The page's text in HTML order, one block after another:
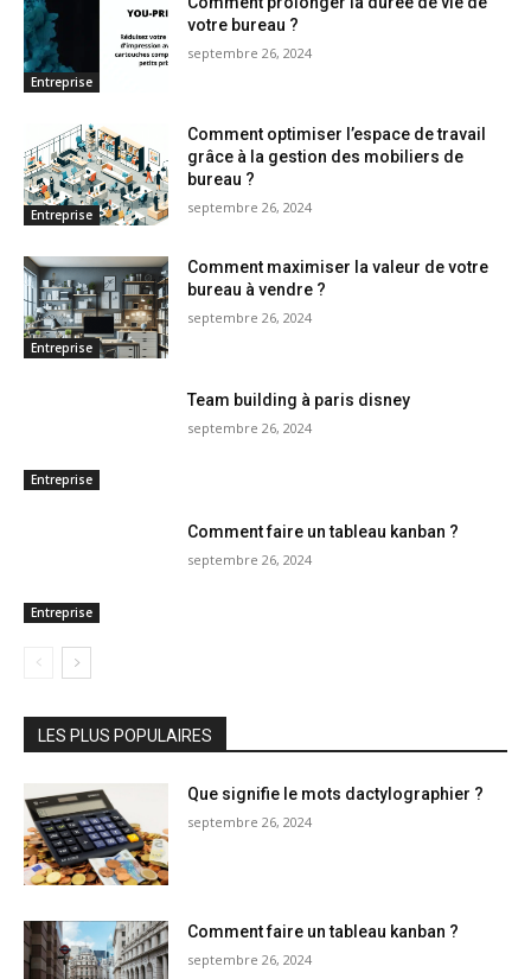
Entreprise
votre bureau ?
septembre 26, 2024
Entreprise
Comment optimiser l’espace de travail
grâce à la gestion des mobiliers de
bureau ?
septembre 26, 2024
Entreprise
Comment maximiser la valeur de votre
bureau à vendre ?
septembre 26, 2024
Entreprise
Team building à paris disney
septembre 26, 2024
Entreprise
Comment faire un tableau kanban ?
septembre 26, 2024
LES PLUS POPULAIRES
Que signifie le mots dactylographier ?
septembre 26, 2024
Comment faire un tableau kanban ?
septembre 26, 2024